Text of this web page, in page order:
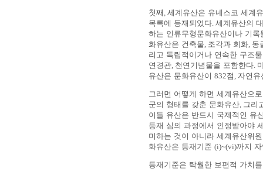
첫째 세계유산은 유네스코 세계
목록에 등재되었다 세계유산의
하는 인류무형문화유산이나 기
화유산은 건축물 조각과 회화 동
리고 독립적이거나 연속한 구조
연경관 천연기념물을 포함한다
유산은 문화유산이 832점 자연
그러면 어떻게 하면 세계유산으
군의 형태를 갖춘 문화유산 그리
이들 유산은 반드시 국제적인 유
등재 심의 과정에서 인정받아야
미하는 것이 아니라 세계유산위
화유산은 등재기준 (i)~(vi)까지
등재기준은 탁월한 보편적 가치